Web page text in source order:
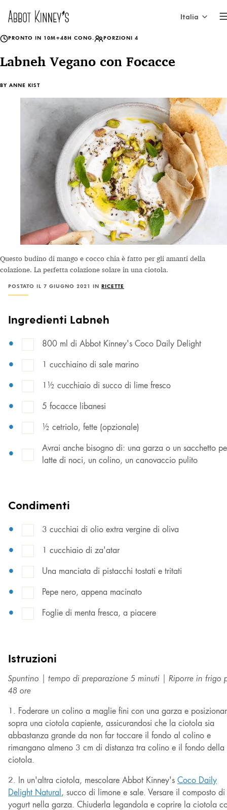
Italia
Belgique (FR)
France
España
Italia
Chi siamo
I nostri prodotti
La tua guida gourmet
PRONTO IN 10M+48H CONG. PORZIONI 4
Labneh Vegano con Focacce
BY ANNE KIST
Questo budino di mango e cocco chia è fatto per gli amanti della
colazione. La perfetta colazione solare in una ciotola.
POSTATO IL 7 GIUGNO 2021 IN RICETTE
Ingredienti Labneh
800 ml di Abbot Kinney's Coco Daily Delight
1 cucchiaino di sale marino
1½ cucchiaio di succo di lime fresco
5 focacce libanesi
½ cetriolo, fette (opzionale)
Avrai anche bisogno di: una garza o un sacchetto
latte di noci, un colino, un canovaccio pulito
Condimenti
3 cucchiai di olio extra vergine di oliva
1 cucchiaio di za'atar
Una manciata di pistacchi tostati e tritati
Pepe nero, appena macinato
Foglie di menta fresca, a piacere
Istruzioni
Spuntino | tempo di preparazione 5 minuti | Riporre in frigo
48 ore
1. Foderare un colino a maglie fini con una garza e
sopra una ciotola capiente, assicurandosi che la ciotola sia
abbastanza grande da non far toccare il fondo al colino e
rimangano almeno 3 cm di distanza tra colino e il fondo della
ciotola.
2. In un'altra ciotola, mescolare Abbot Kinney's Coco Daily
Delight Natural , succo di limone e sale. Versare il composto di
yogurt nella garza. Chiuderla legandola e coprire la ciotola